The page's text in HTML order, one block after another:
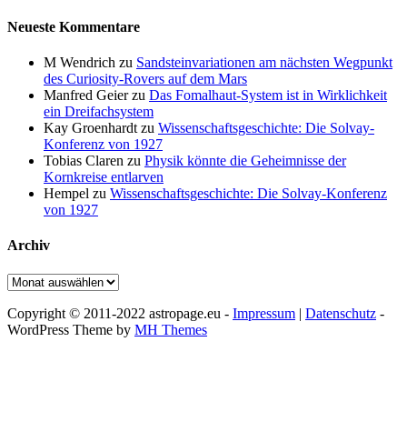
Neueste Kommentare
M Wendrich zu Sandsteinvariationen am nächsten Wegpunkt
des Curiosity-Rovers auf dem Mars
Manfred Geierzu Das Fomalhaut-System ist in Wirklichkeit
ein Dreifachsystem
Kay Groenhardt zu Wissenschaftsgeschichte: Die Solvay-
Konferenz von 1927
Tobias Claren zu Physik könnte die Geheimnisse der
Kornkreise entlarven
Hempel zu Wissenschaftsgeschichte: Die Solvay-Konferenz
von 1927
Archiv
Archiv
Copyright © 2011-2022 astropage.eu - Impressum | Datenschutz -
WordPress Theme by MH Themes